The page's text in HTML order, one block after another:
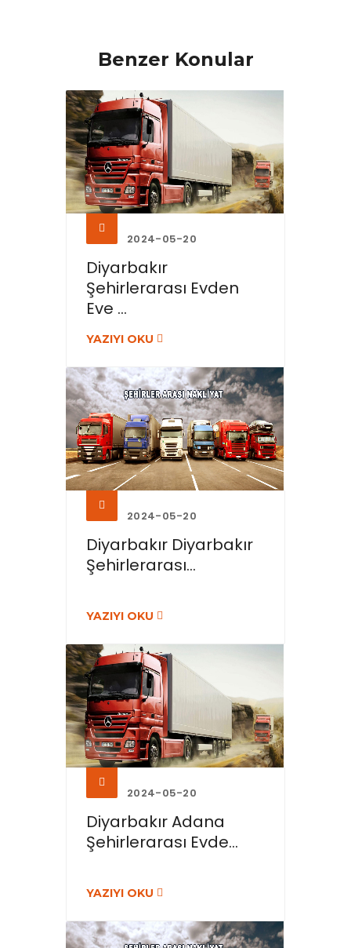
Benzer Konular
2024-05-20
Diyarbakır
Şehirlerarası Evden
Eve ...
YAZIYI OKU
2024-05-20
Diyarbakır Diyarbakır
Şehirlerarası...
YAZIYI OKU
2024-05-20
Diyarbakır Adana
Şehirlerarası Evde...
YAZIYI OKU